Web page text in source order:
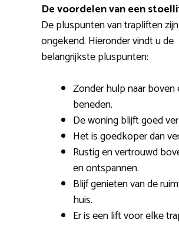
De voordelen van een
De pluspunten van trapliften zijn
ongekend. Hieronder vindt u de
belangrijkste pluspunten:
Zonder hulp naar boven
beneden.
De woning blijft goed
Het is goedkoper dan
Rustig en vertrouwd
en ontspannen.
Blijf genieten van de
huis.
Er is een lift voor elke